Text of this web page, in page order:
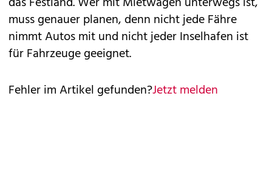
muss genauer planen, denn nicht jede Fähre
nimmt Autos mit und nicht jeder Inselhafen ist
für Fahrzeuge geeignet.
Fehler im Artikel gefunden?Jetzt melden